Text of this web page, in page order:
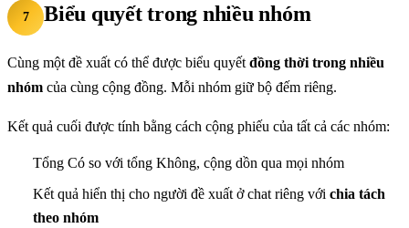
7 Biểu quyết trong nhiều nhóm
Cùng một đề xuất có thể được biểu quyết đồng thời trong nhiều
nhóm của cùng cộng đồng. Mỗi nhóm giữ bộ đếm riêng.
Kết quả cuối được tính bằng cách cộng phiếu của tất cả các nhóm:
Tổng Có so với tổng Không, cộng dồn qua mọi nhóm
Kết quả hiển thị cho người đề xuất ở chat riêng với chia tách
theo nhóm